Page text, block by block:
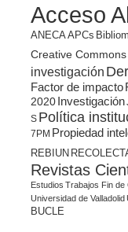
Acceso
ANECA APCs
Creative Commons
investigación
Factor de impacto
2020Investigación
S Política
7PM Propiedad
REBIUN
Revistas
Estudios Trabajos Fin de
Universidad de Valladolid
BUCLE